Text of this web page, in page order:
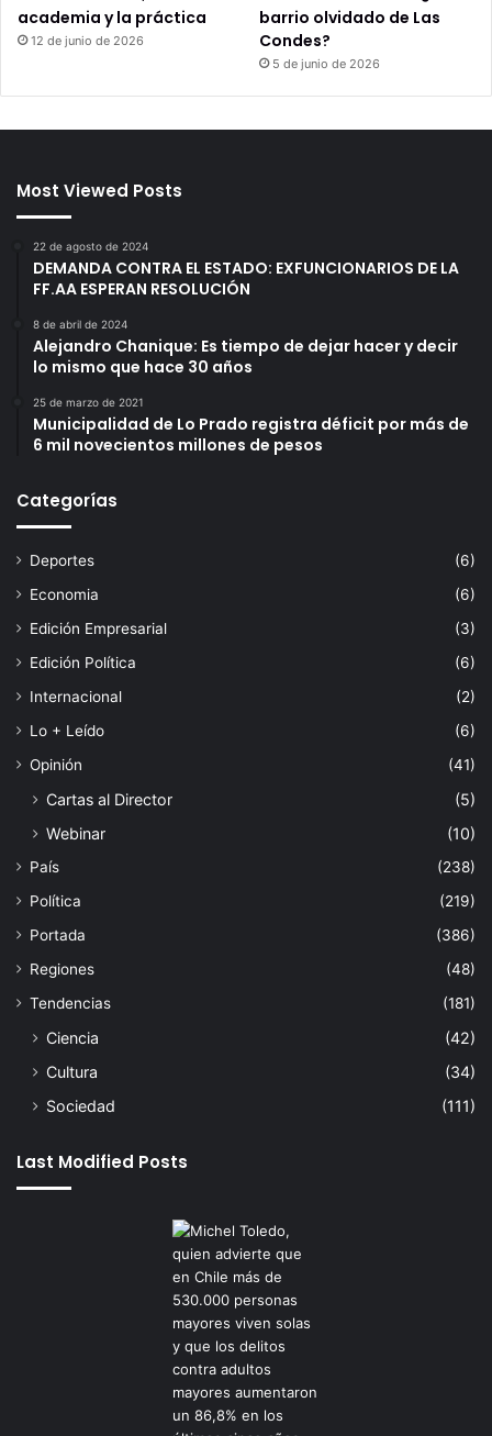
academia y la práctica
12 de junio de 2026
barrio olvidado de Las
Condes?
5 de junio de 2026
Most Viewed Posts
22 de agosto de 2024
DEMANDA CONTRA EL ESTADO: EXFUNCIONARIOS DE LA
FF.AA ESPERAN RESOLUCIÓN
8 de abril de 2024
Alejandro Chanique: Es tiempo de dejar hacer y decir
lo mismo que hace 30 años
25 de marzo de 2021
Municipalidad de Lo Prado registra déficit por más de
6 mil novecientos millones de pesos
Categorías
Deportes
(6)
Economia
(6)
Edición Empresarial
(3)
Edición Política
(6)
Internacional
(2)
Lo + Leído
(6)
Opinión
(41)
Cartas al Director
(5)
Webinar
(10)
País
(238)
Política
(219)
Portada
(386)
Regiones
(48)
Tendencias
(181)
Ciencia
(42)
Cultura
(34)
Sociedad
(111)
Last Modified Posts